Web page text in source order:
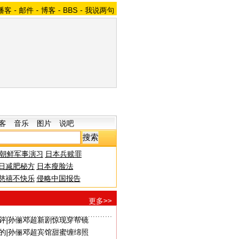
客 - 邮件 - 博客 - BBS - 我说两句
音乐 图片 说吧
朝鲜军事演习 日本兵赎罪
减肥秘方 日本瘦脸法
禧不快乐 侵略中国报告
更多>>
| 孙俪邓超新剧惊现穿帮镜
孙俪邓超宾馆甜蜜缠绵照